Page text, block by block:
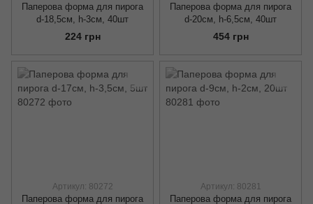
Паперова форма для пирога
d-18,5см, h-3см, 40шт
224 грн
Паперова форма для пирога
d-20см, h-6,5см, 40шт
454 грн
Артикул: 80272
Паперова форма для пирога
Артикул: 80281
Паперова форма для пирога